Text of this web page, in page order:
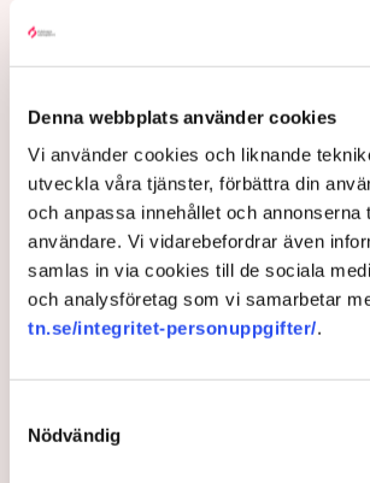
Denna webbplats använder cookies
Vi använder cookies och liknande
utveckla våra tjänster, förbättra din
och anpassa innehållet och annonserna
användare. Vi vidarebefordrar även
samlas in via cookies till de sociala
och analysföretag som vi samarbetar
tn.se/integritet-personuppgifter/.
Nödvändig
Det här är tredje året i rad som Grimsås
blockader. Nytt för i år är att
ogräsfrön på täktens yta.
han.
Då det översta lagret används till
stora delar av, eller hela, torvtäkten att
oanvändbar.
– Vi måste ta bort den del av täkten
kontaminerad, och det innebär stora
inte hur mycket det rör sig om i år, men
säger han.
Rickard Axdorff, generalsekreterare på
Neova är medlem, berättar att